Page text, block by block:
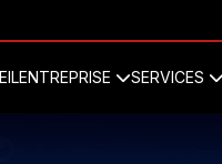
ENTREPRISE SERVICES